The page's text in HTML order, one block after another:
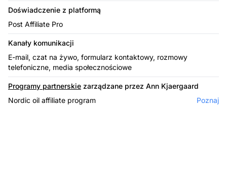
Doświadczenie z platformą
Post Affiliate Pro
Kanały komunikacji
E-mail, czat na żywo, formularz kontaktowy, rozmowy
telefoniczne, media społecznościowe
Programy partnerskie zarządzane przez Ann Kjaergaard
Nordic oil affiliate program
Poznaj